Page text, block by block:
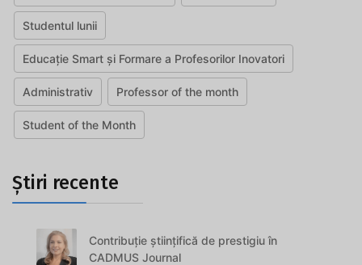
Studentul lunii
Educație Smart și Formare a Profesorilor Inovatori
Administrativ Professor of the month
Student of the Month
Știri recente
Contribuție științifică de prestigiu în
CADMUS Journal